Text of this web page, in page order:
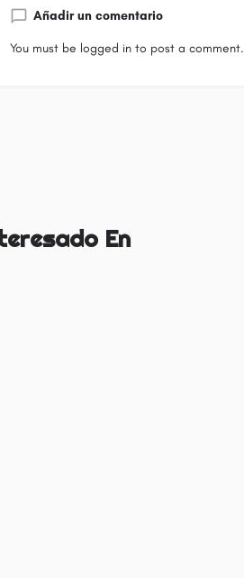
Añadir un comentario
You must be logged into post a comment.
En